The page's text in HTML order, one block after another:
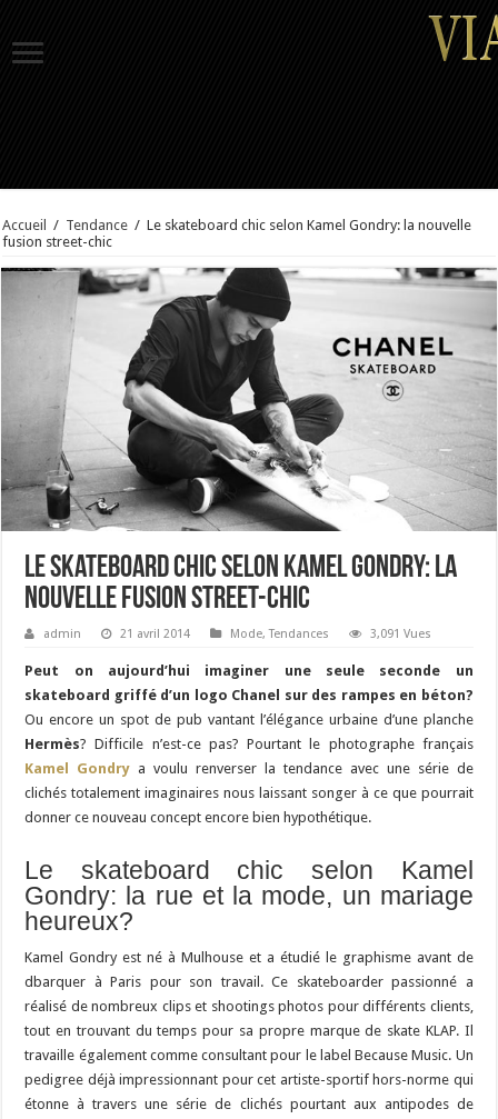
Accueil / Tendance / Le skateboard chic selon Kamel Gondry: la nouvelle
fusion street-chic
Le skateboard chic selon Kamel Gondry: la
nouvelle fusion street-chic
admin 21 avril 2014 Mode,Tendances 3,091 Vues
Peut on aujourd’hui imaginer une seule seconde un
skateboard griffé d’un logo Chanel sur des rampes en béton?
Ou encore un spot de pub vantant l’élégance urbaine d’une planche
Hermès? Difficile n’est-ce pas? Pourtant le photographe français
Kamel Gondry a voulu renverser la tendance avec une série de
clichés totalement imaginaires nous laissant songer à ce que pourrait
donner ce nouveau concept encore bien hypothétique.
Le skateboard chic selon Kamel
Gondry: la rue et la mode, un mariage
heureux?
Kamel Gondry est né à Mulhouse et a étudié le graphisme avant de
dbarquer à Paris pour son travail. Ce skateboarder passionné a
réalisé de nombreux clips et shootings photos pour différents clients,
tout en trouvant du temps pour sa propre marque de skate KLAP. Il
travaille également comme consultant pour le label Because Music. Un
pedigree déjà impressionnant pour cet artiste-sportif hors-norme qui
étonne à travers une série de clichés pourtant aux antipodes de